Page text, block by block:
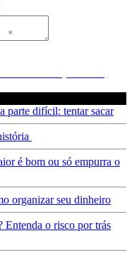
parte difícil: tentar sacar
é bom ou só empurra o
organizar seu dinheiro
Entenda o risco por trás